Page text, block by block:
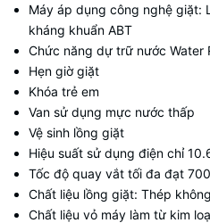
Máy áp dụng công nghệ giặt:
kháng khuẩn ABT
Chức năng dự trữ nước Water
Hẹn giờ giặt
Khóa trẻ em
Van sử dụng mực nước thấp
Vệ sinh lồng giặt
Hiệu suất sử dụng điện chỉ
Tốc độ quay vắt tối đa đạt
Chất liệu lồng giặt: Thép
Chất liệu vỏ máy làm từ kim